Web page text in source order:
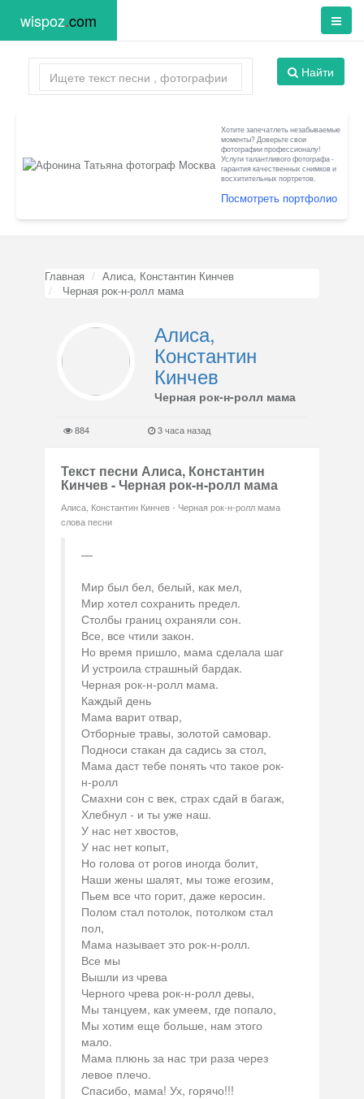
wispoz.com
Найти
Хотите запечатлеть незабываемые
моменты? Доверьте свои
фотографии профессионалу!
Услуги талантливого фотографа -
гарантия качественных снимков и
восхитительных портретов.
Посмотреть портфолио
Главная
Алиса, Константин Кинчев
Черная рок-н-ролл мама
Алиса,
Константин
Кинчев
Черная рок-н-ролл мама
884 3 часа назад
Текст песни Алиса, Константин
Кинчев - Черная рок-н-ролл мама
Алиса, Константин Кинчев - Черная рок-н-ролл мама
слова песни
Мир был бел, белый, как мел,
Мир хотел сохранить предел.
Столбы границ охраняли сон.
Все, все чтили закон.
Но время пришло, мама сделала шаг
И устроила страшный бардак.
Черная рок-н-ролл мама.
Каждый день
Мама варит отвар,
Отборные травы, золотой самовар.
Подноси стакан да садись за стол,
Мама даст тебе понять что такое рок-
н-ролл
Смахни сон с век, страх сдай в багаж,
Хлебнул - и ты уже наш.
У нас нет хвостов,
У нас нет копыт,
Но голова от рогов иногда болит,
Наши жены шалят, мы тоже егозим,
Пьем все что горит, даже керосин.
Полом стал потолок, потолком стал
пол,
Мама называет это рок-н-ролл.
Все мы
Вышли из чрева
Черного чрева рок-н-ролл девы,
Мы танцуем, как умеем, где попало,
Мы хотим еще больше, нам этого
мало.
Мама плюнь за нас три раза через
левое плечо.
Спасибо, мама! Ух, горячо!!!